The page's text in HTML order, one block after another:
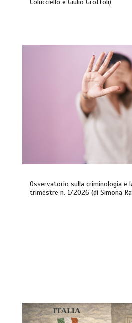
Colucciello e Giulio Grottoli)
Osservatorio sulla criminologia e
trimestre n. 1/2026 (di Simona